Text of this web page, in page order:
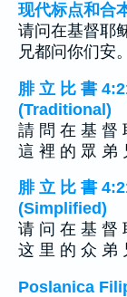
现代标点和合
请问在基督耶
兄都问你们安。
腓 立 比 書
(Traditional)
請 問 在 基 督
這 裡 的 眾 弟
腓 立 比 書
(Simplified)
请 问 在 基 督
这 里 的 众 弟
Poslanica